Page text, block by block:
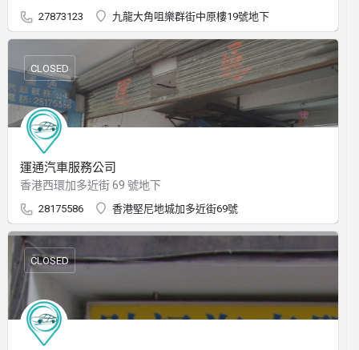
27873123 九龍大角咀樂群街中原樓19號地下
運通汽車服務公司
香港西環加多近街 69 號地下
28175586 香港堅尼地城加多近街69號
CLOSED
CLOSED